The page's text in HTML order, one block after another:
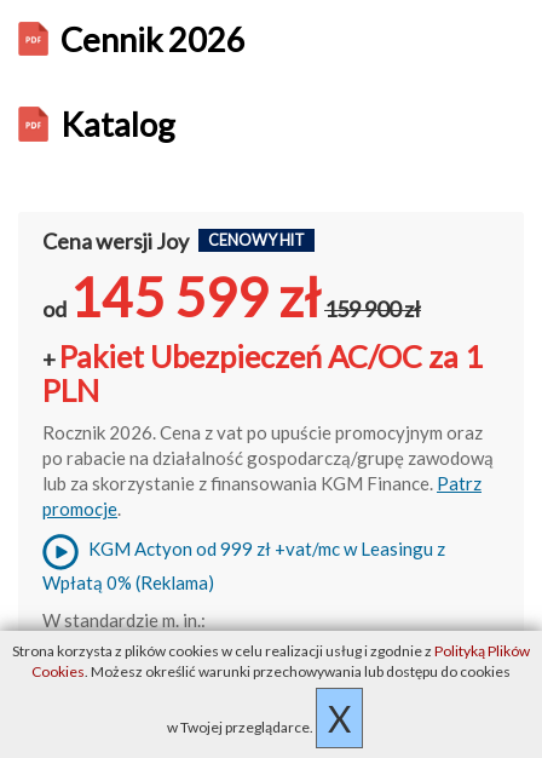
Cennik 2026
Katalog
Cena wersji Joy CENOWY HIT
od 145 599 zł159 900 zł
+ Pakiet Ubezpieczeń AC/OC za 1
PLN
Rocznik 2026. Cena z vat po upuście promocyjnym oraz
po rabacie na działalność gospodarczą/grupę zawodową
lub za skorzystanie z finansowania KGM Finance. Patrz
promocje.
KGM Actyon od 999 zł +vat/mc w Leasingu z
Wpłatą 0% (Reklama)
W standardzie m. in.:
(Actyon ma te rzeczy w standardzie, a Torres - nie. Stąd
cena Actyona)
Tapicerka skórzana w kolorze czarnym
Fotele przednie i tylna kanapa podgrzewane (dwa
Strona korzysta z plików cookies w celu realizacji usług i zgodnie z Polityką Plików
Cookies. Możesz określić warunki przechowywania lub dostępu do cookies
w Twojej przeglądarce. X